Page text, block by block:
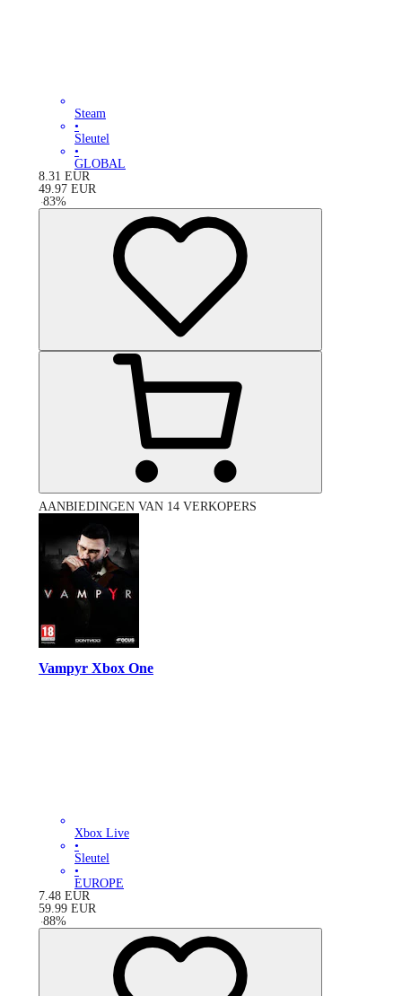
Steam
•
Sleutel
•
GLOBAL
8.31 EUR
49.97 EUR
-83%
AANBIEDINGEN VAN 14 VERKOPERS
Vampyr Xbox One
Xbox Live
•
Sleutel
•
EUROPE
7.48 EUR
59.99 EUR
-88%